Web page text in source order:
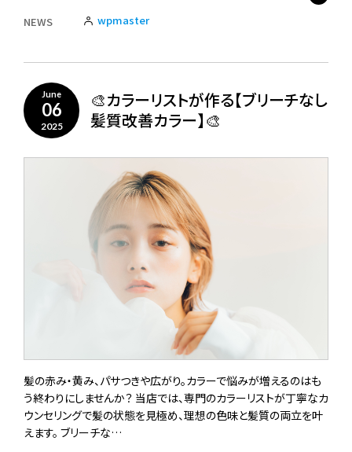
NEWS wpmaster
June
06
2025
🎨カラーリストが作る【ブリーチなし
髪質改善カラー】🎨
髪の赤み・黄み、パサつきや広がり。カラーで悩みが増えるのはも
う終わりにしませんか？ 当店では、専門のカラーリストが丁寧なカ
ウンセリングで髪の状態を見極め、理想の色味と髪質の両立を叶
えます。 ブリーチな…